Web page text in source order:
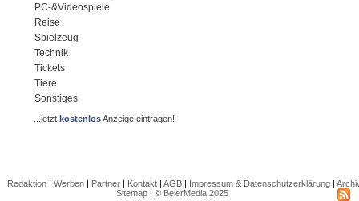
PC-&Videospiele
Reise
Spielzeug
Technik
Tickets
Tiere
Sonstiges
...jetztkostenlosAnzeige eintragen!
Redaktion| Werben| Partner| Kontakt| AGB| Impressum & Datenschutzerklärung|
Sitemap| © BeierMedia 2025